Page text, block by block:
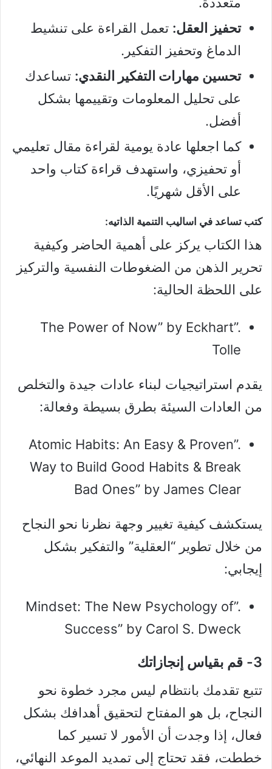
تحفيز العقل: تعمل القراءة على تنشيط
الدماغ وتحفيز التفكير.
تحسين مهارات التفكير النقدي: تساعدك
على تحليل المعلومات وتقييمها بشكل
أفضل.
كما اجعلها عادة يومية لقراءة مقال تعليمي
أو تحفيزي، واستهدف قراءة كتاب واحد
على الأقل شهريًا.
كتب تساعد في اساليب التنمية الذاتيه:
هذا الكتاب يركز على أهمية الحاضر وكيفية
تحرير الذهن من الضغوطات النفسية والتركيز
على اللحظة الحالية:
.”The Power of Now” by Eckhart
Tolle
يقدم استراتيجيات لبناء عادات جيدة والتخلص
من العادات السيئة بطرق بسيطة وفعالة:
.”Atomic Habits: An Easy & Proven
Way to Build Good Habits & Break
Bad Ones” by James Clear
يستكشف كيفية تغيير وجهة نظرنا نحو النجاح
من خلال تطوير “العقلية” والتفكير بشكل
إيجابي:
.”Mindset: The New Psychology of
Success” by Carol S. Dweck
3- قم بقياس إنجازاتك
تتبع تقدمك بانتظام ليس مجرد خطوة نحو
النجاح، بل هو المفتاح لتحقيق أهدافك بشكل
فعال، إذا وجدت أن الأمور لا تسير كما
خططت، فقد تحتاج إلى تمديد الموعد النهائي،